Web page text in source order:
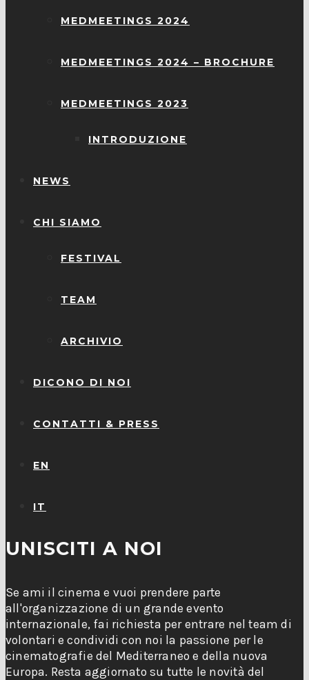
MEDMEETINGS 2024
MEDMEETINGS 2024 – BROCHURE
MEDMEETINGS 2023
INTRODUZIONE
NEWS
CHI SIAMO
FESTIVAL
TEAM
ARCHIVIO
DICONO DI NOI
CONTATTI & PRESS
EN
IT
UNISCITI A NOI
Se ami il cinema e vuoi prendere parte
all'organizzazione di un grande evento
internazionale, fai richiesta per entrare nel team di
volontari e condividi con noi la passione per le
cinematografie del Mediterraneo e della nuova
Europa. Resta aggiornato su tutte le novità del